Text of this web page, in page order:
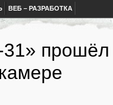
ВЕБ – РАЗРАБОТКА
31» прошёл